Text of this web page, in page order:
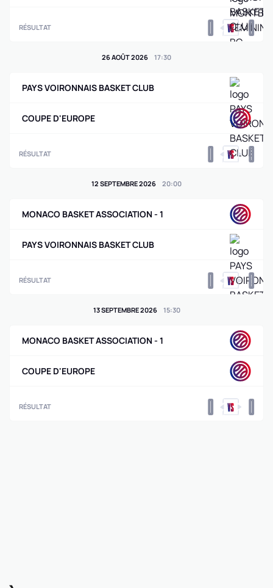
RÉSULTAT 0 0
26 AOÛT 2026 17:30
PAYS VOIRONNAIS BASKET CLUB
COUPE D'EUROPE
RÉSULTAT 0 0
12 SEPTEMBRE 2026 20:00
MONACO BASKET ASSOCIATION - 1
PAYS VOIRONNAIS BASKET CLUB
RÉSULTAT 0 0
13 SEPTEMBRE 2026 15:30
MONACO BASKET ASSOCIATION - 1
COUPE D'EUROPE
RÉSULTAT 0 0